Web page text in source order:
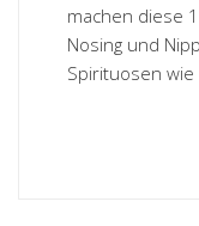
machen diese
Nosing und
Spirituosen wie